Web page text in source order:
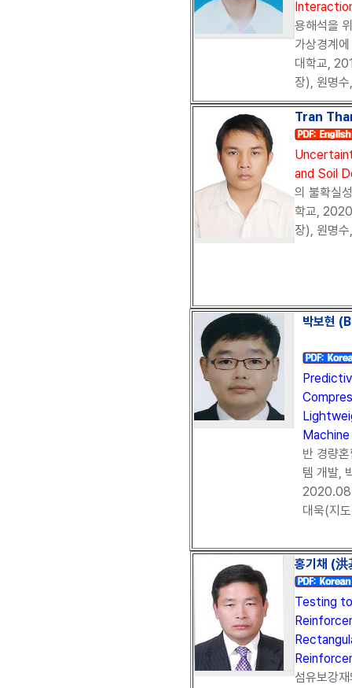
용해석을
가상경계
대학교,
장), 원명
Tran
and Soil
의 불확실
학교,
장), 원명
박보현
반 경량
템 개발,
대욱(지
홍기채 (
Testing
섬유보강